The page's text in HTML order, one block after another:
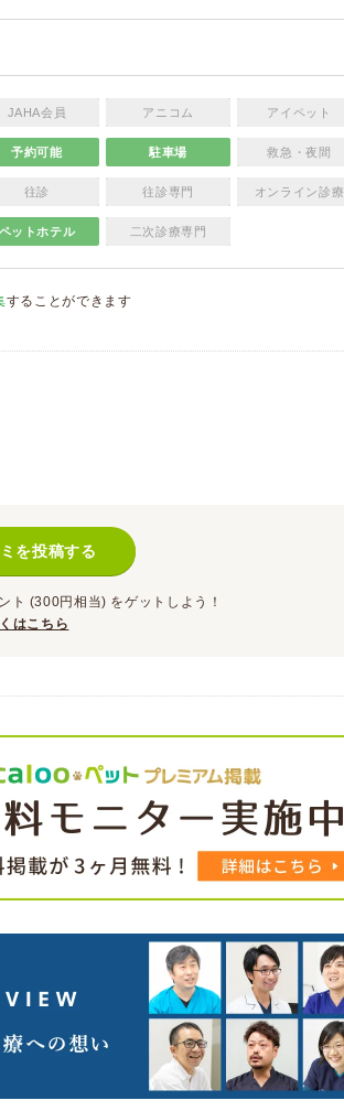
JAHA会員 アニコム アイペット
予約可能 駐車場 救急・夜間
往診 往診専門 オンライン診療
ペットホテル 二次診療専門
することができます
を投稿する
ト (300円相当) をゲットしよう！
はこちら